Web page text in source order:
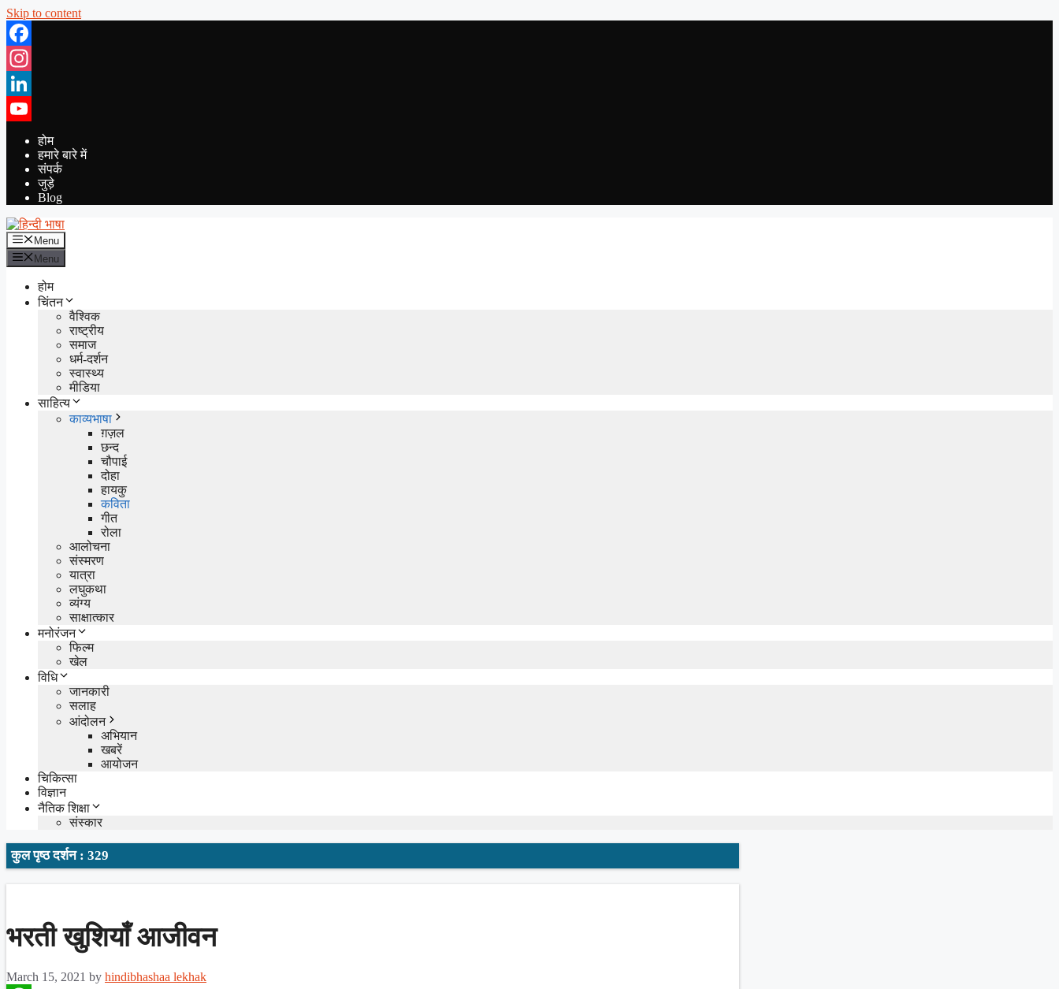
Skip to content
Facebook
Instagram
LinkedIn
YouTube
होम
हमारे बारे में
संपर्क
जुड़े
Blog
Menu
Menu
होम
चिंतन
वैश्विक
राष्ट्रीय
समाज
धर्म-दर्शन
स्वास्थ्य
मीडिया
साहित्य
काव्यभाषा
ग़ज़ल
छन्द
चौपाई
दोहा
हायकु
कविता
गीत
रोला
आलोचना
संस्मरण
यात्रा
लघुकथा
व्यंग्य
साक्षात्कार
मनोरंजन
फिल्म
खेल
विधि
जानकारी
सलाह
आंदोलन
अभियान
खबरें
आयोजन
चिकित्सा
विज्ञान
नैतिक शिक्षा
संस्कार
कुल पृष्ठ दर्शन : 329
भरती खुशियाँ आजीवन
March 15, 2021 by hindibhashaa lekhak